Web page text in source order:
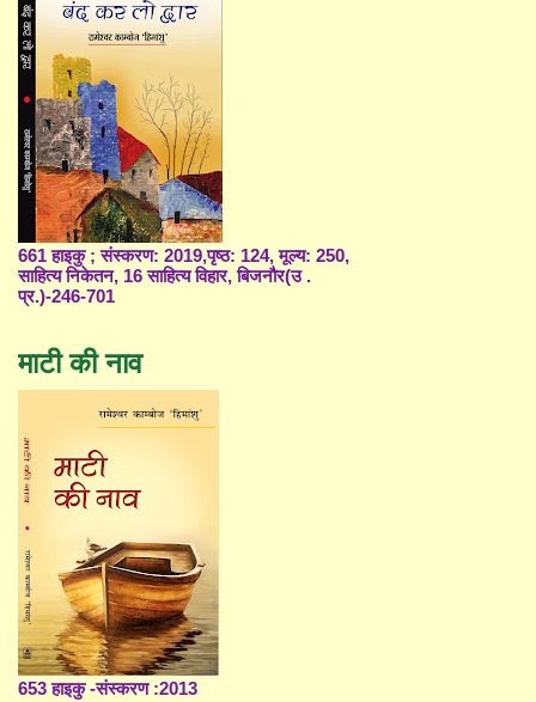
661 हाइकु ; संस्करण: 2019,पृष्ठ: 124, मूल्य: 250,
साहित्य निकेतन, 16 साहित्य विहार, बिजनौर(उ .
प्र.)-246-701
माटी की नाव
653 हाइकु -संस्करण :2013